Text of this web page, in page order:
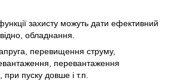
захисту можуть дати ефективний
обладнання.
перевищення струму,
перевантаження
пуску довше і т.п.